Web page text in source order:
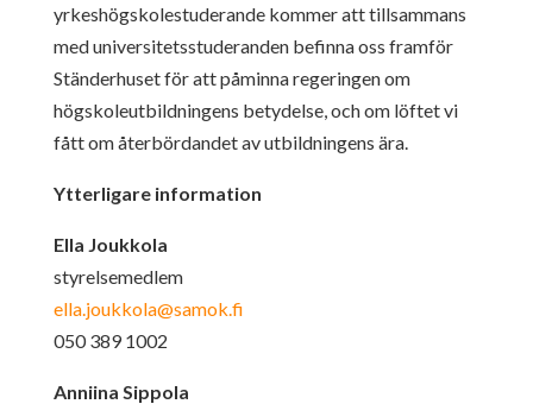
yrkeshögskolestuderande kommer att tillsammans
med universitetsstuderanden befinna oss framför
Ständerhuset för att påminna regeringen om
högskoleutbildningens betydelse, och om löftet vi
fått om återbördandet av utbildningens ära.
Ytterligare information
Ella Joukkola
styrelsemedlem
ella.joukkola@samok.fi
050 389 1002
Anniina Sippola